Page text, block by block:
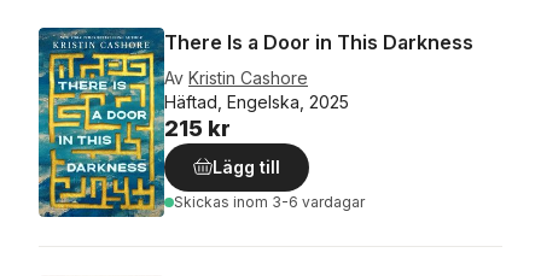
There Is a Door in This Darkness
Av Kristin Cashore
Häftad, Engelska, 2025
215 kr
Lägg till
Skickas inom 3-6 vardagar